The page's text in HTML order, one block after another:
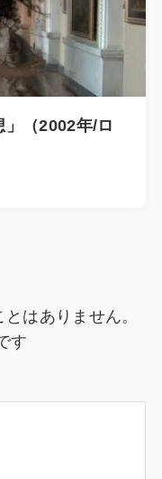
（2002年/ロ
はありません。
す